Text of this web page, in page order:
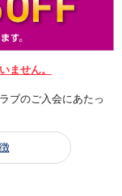
ません。
ブのご入会にあたっ